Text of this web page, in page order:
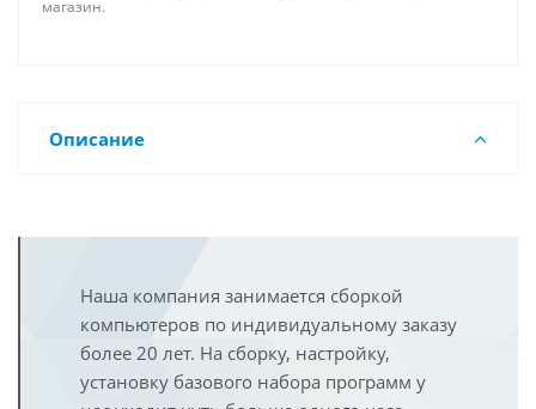
магазин.
Описание
Наша компания занимается сборкой
компьютеров по индивидуальному заказу
более 20 лет. На сборку, настройку,
установку базового набора программ у